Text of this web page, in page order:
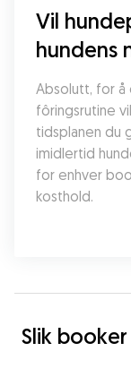
Vil
hundens
Absolutt, for å
fôringsrutine
tidsplanen du
imidlertid
for enhver
kosthold.
Slik